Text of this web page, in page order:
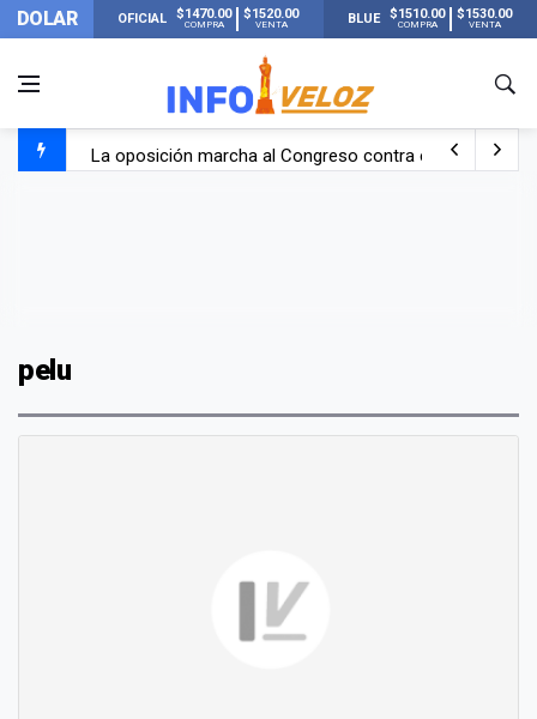
DOLAR OFICIAL $1470.00
COMPRA
$1520.00
VENTA BLUE $1510.00
COMPRA
$1530.00
VENTA
La oposición marcha al Congreso contra el Gobierno
pelu